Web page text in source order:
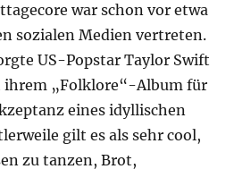
war schon vor etwa
sozialen Medien vertreten.
US-Popstar Taylor Swift
„Folklore“-Album für
eines idyllischen
gilt es als sehr cool,
zu tanzen, Brot,